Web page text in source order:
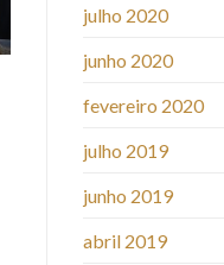
julho 2020
junho 2020
fevereiro 2020
julho 2019
junho 2019
abril 2019